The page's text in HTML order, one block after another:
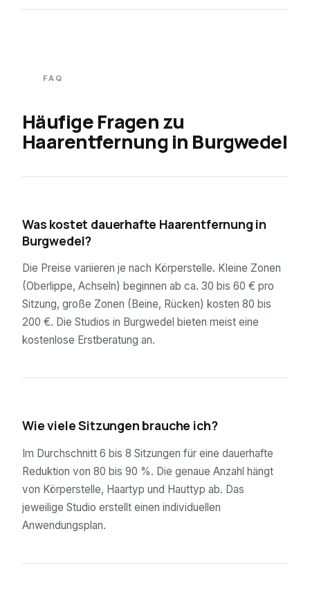
FAQ
Häufige Fragen zu
Haarentfernung in Burgwedel
Was kostet dauerhafte Haarentfernung in
Burgwedel?
Die Preise variieren je nach Körperstelle. Kleine Zonen
(Oberlippe, Achseln) beginnen ab ca. 30 bis 60 € pro
Sitzung, große Zonen (Beine, Rücken) kosten 80 bis
200 €. Die Studios in Burgwedel bieten meist eine
kostenlose Erstberatung an.
Wie viele Sitzungen brauche ich?
Im Durchschnitt 6 bis 8 Sitzungen für eine dauerhafte
Reduktion von 80 bis 90 %. Die genaue Anzahl hängt
von Körperstelle, Haartyp und Hauttyp ab. Das
jeweilige Studio erstellt einen individuellen
Anwendungsplan.